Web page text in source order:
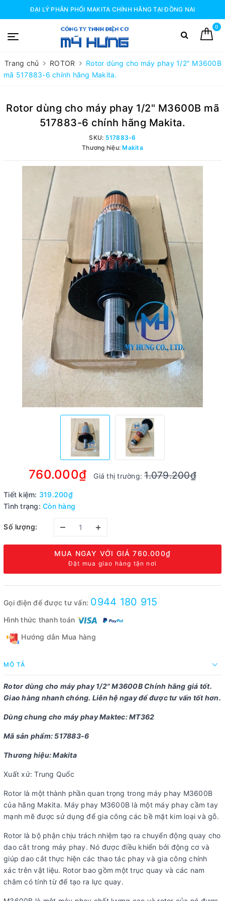
ĐẠI LÝ PHÂN PHỐI MAKITA CHÍNH HÃNG TẠI ĐỒNG NAI
0
Trang chủ ROTOR
Rotor dùng cho máy phay 1/2" M3600B
mã 517883-6 chính hãng Makita.
Rotor dùng cho máy phay 1/2" M3600B mã
517883-6 chính hãng Makita.
SKU: 517883-6
Thương hiệu:Makita
760.000₫ Giá thị trường:1.079.200₫
Tiết kiệm: 319.200₫
Tình trạng: Còn hàng
Số lượng: – +
MUA NGAY VỚI GIÁ760.000₫
Đặt mua giao hàng tận nơi
Gọi điện để được tư vấn: 0944 180 915
Hình thức thanh toán
Hướng dẫn Mua hàng
MÔ TẢ
Rotor dùng cho máy phay 1/2" M3600B Chính hãng giá tốt.
Giao hàng nhanh chóng. Liên hệ ngay để được tư vấn tốt hơn.
Dùng chung cho máy phay Maktec: MT362
Mã sản phẩm: 517883-6
Thương hiệu: Makita
Xuất xứ: Trung Quốc
Rotor là một thành phần quan trọng trong máy phay M3600B
của hãng Makita. Máy phay M3600B là một máy phay cầm tay
mạnh mẽ được sử dụng để gia công các bề mặt kim loại và gỗ.
Rotor là bộ phận chịu trách nhiệm tạo ra chuyển động quay cho
dao cắt trong máy phay. Nó được điều khiển bởi động cơ và
giúp dao cắt thực hiện các thao tác phay và gia công chính
xác trên vật liệu. Rotor bao gồm một trục quay và các nam
châm có tính từ để tạo ra lực quay.